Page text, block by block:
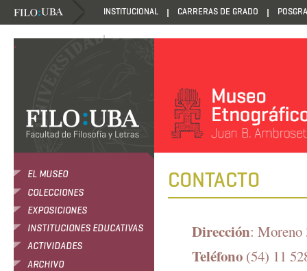
INSTITUCIONAL CARRERAS DE GRADO
DANZANTES DE LA LUZ
.
EL MUSEO
COLECCIONES
EXPOSICIONES
INSTITUCIONES EDUCATIVAS
ACTIVIDADES
ARCHIVO
CONTACTO
Dirección: Moreno
Teléfono (54) 11